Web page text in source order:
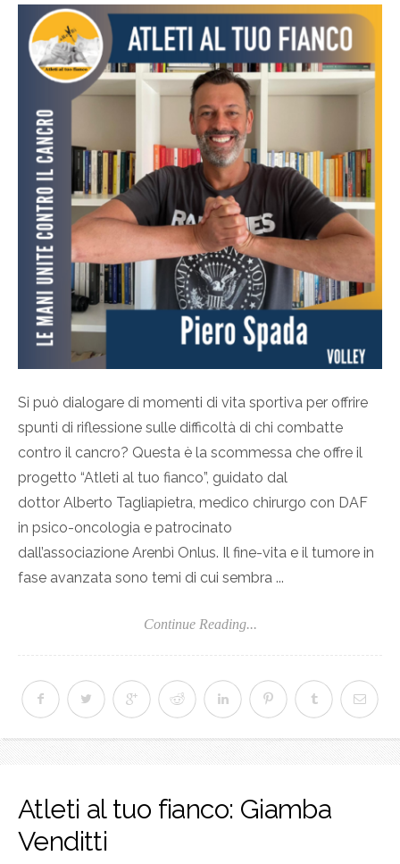
Si può dialogare di momenti di vita sportiva per offrire
spunti di riflessione sulle difficoltà di chi combatte
contro il cancro? Questa è la scommessa che offre il
progetto “Atleti al tuo fianco”, guidato dal
dottor Alberto Tagliapietra, medico chirurgo con DAF
in psico-oncologia e patrocinato
dall’associazione Arenbì Onlus. Il fine-vita e il tumore in
fase avanzata sono temi di cui sembra ...
Continue Reading...
Atleti al tuo fianco: Giamba
Venditti